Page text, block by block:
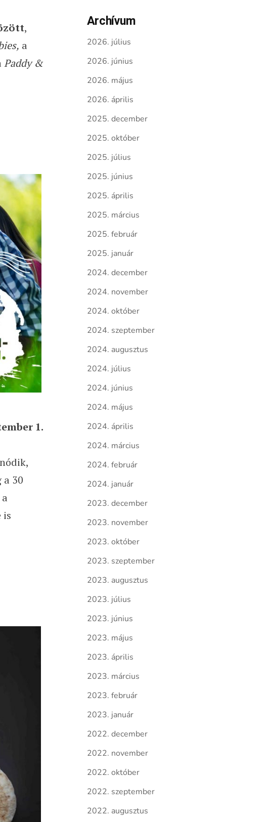
,
a
Paddy &
1.
30
is
Archívum
2026. július
2026. június
2026. május
2026. április
2025. december
2025. október
2025. július
2025. június
2025. április
2025. március
2025. február
2025. január
2024. december
2024. november
2024. október
2024. szeptember
2024. augusztus
2024. július
2024. június
2024. május
2024. április
2024. március
2024. február
2024. január
2023. december
2023. november
2023. október
2023. szeptember
2023. augusztus
2023. július
2023. június
2023. május
2023. április
2023. március
2023. február
2023. január
2022. december
2022. november
2022. október
2022. szeptember
2022. augusztus